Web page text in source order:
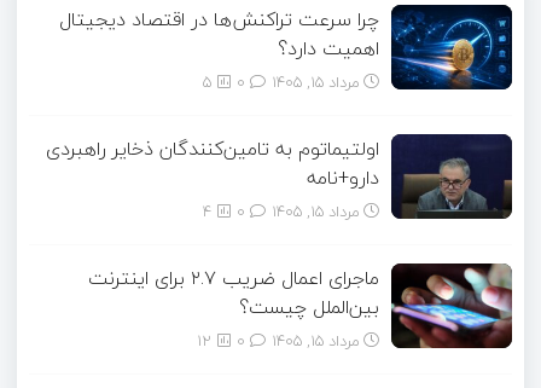
چرا سرعت تراکنش‌ها در اقتصاد دیجیتال
اهمیت دارد؟
مرداد ۱۵, ۱۴۰۵ 5
اولتیماتوم به تامین‌کنندگان ذخایر راهبردی
دارو+نامه
مرداد ۱۵, ۱۴۰۵ 4
ماجرای اعمال ضریب ۲.۷ برای اینترنت
بین‌الملل چیست؟
مرداد ۱۵, ۱۴۰۵ 12